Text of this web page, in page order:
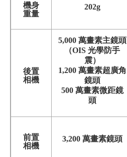
機身
重量
202g
後置
相機
5,000 萬畫素主鏡頭
（OIS 光學防手
震）
1,200 萬畫素超廣角
鏡頭
500 萬畫素微距鏡
頭
前置
相機
3,200 萬畫素鏡頭